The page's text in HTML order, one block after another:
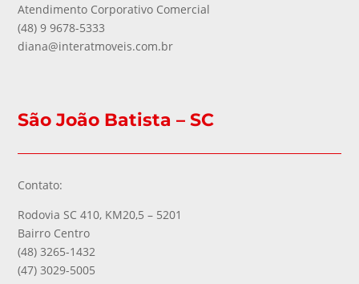
Atendimento Corporativo Comercial
(48) 9 9678-5333
diana@interatmoveis.com.br
São João Batista – SC
Contato:
Rodovia SC 410, KM20,5 – 5201
Bairro Centro
(48) 3265-1432
(47) 3029-5005